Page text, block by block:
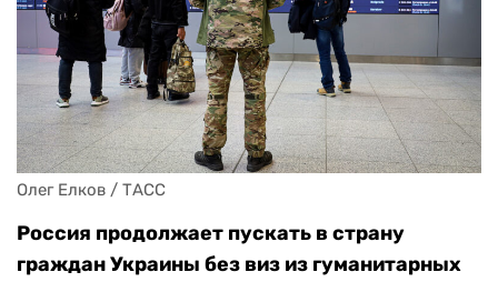
Олег Елков / ТАСС
Россия продолжает пускать в страну
граждан Украины без виз из гуманитарных